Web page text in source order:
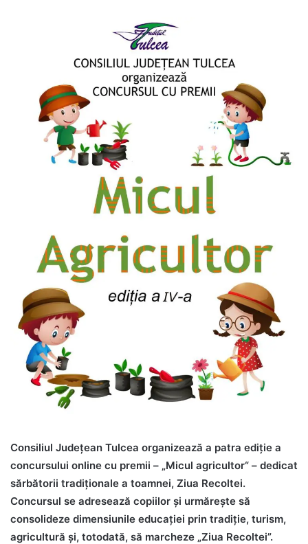
Consiliul Județean Tulcea organizează a patra ediție a
concursului online cu premii – „Micul agricultor“ – dedicat
sărbătorii tradiționale a toamnei, Ziua Recoltei.
Concursul se adresează copiilor și urmărește să
consolideze dimensiunile educaţiei prin tradiţie, turism,
agricultură și, totodată, să marcheze „Ziua Recoltei”.